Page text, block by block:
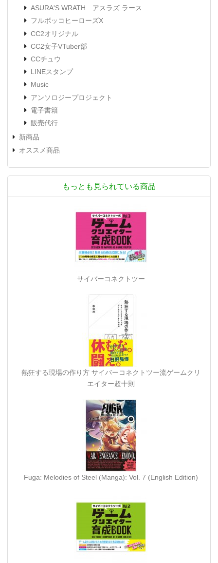
ASURA'S WRATH アスラズ ラース
フルボッコヒーローズX
CC2オリジナル
CC2女子VTuber部
CCチュウ
LINEスタンプ
Music
アンソロジープロジェクト
電子書籍
販売代行
新商品
オススメ商品
もっとも見られている商品
サイバーコネクトツー
熱狂する現場の作り方 サイバーコネクトツー流ゲームクリ
エイター超十則
Fuga: Melodies of Steel (Manga): Vol. 7 (English Edition)